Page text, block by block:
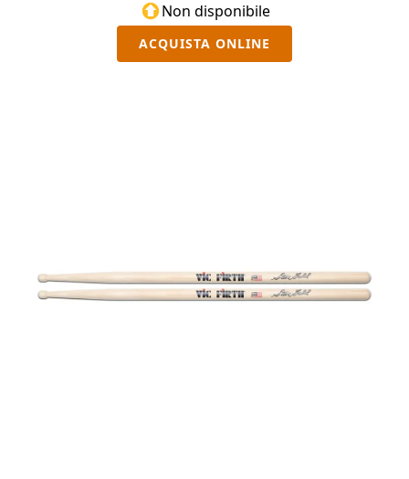
Non disponibile
ACQUISTA ONLINE